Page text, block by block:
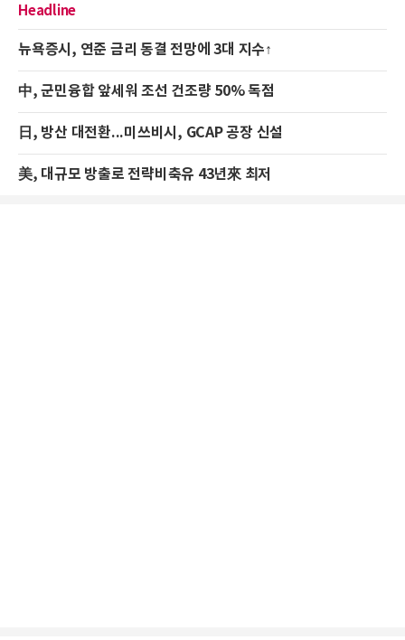
Headline
뉴욕증시, 연준 금리 동결 전망에 3대 지수↑
中, 군민융합 앞세워 조선 건조량 50% 독점
日, 방산 대전환...미쓰비시, GCAP 공장 신설
美, 대규모 방출로 전략비축유 43년來 최저